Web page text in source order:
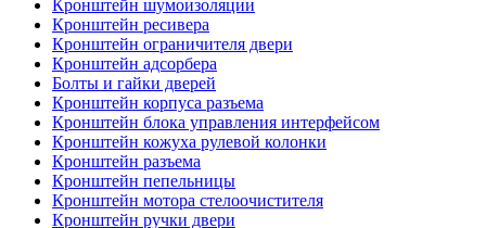
Кронштейн шумоизоляции
Кронштейн ресивера
Кронштейн ограничителя двери
Кронштейн адсорбера
Болты и гайки дверей
Кронштейн корпуса разъема
Кронштейн блока управления интерфейсом
Кронштейн кожуха рулевой колонки
Кронштейн разъема
Кронштейн пепельницы
Кронштейн мотора стелоочистителя
Кронштейн ручки двери